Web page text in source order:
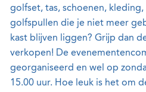
golfset, tas, schoenen,
golfspullen die je niet meer
kast blijven liggen? Grijp dan
verkopen! De
georganiseerd en wel op
15.00 uur. Hoe leuk is het om